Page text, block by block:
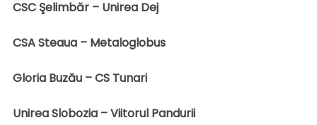
CSC Şelimbăr – Unirea Dej
CSA Steaua – Metaloglobus
Gloria Buzău – CS Tunari
Unirea Slobozia – Viitorul Pandurii